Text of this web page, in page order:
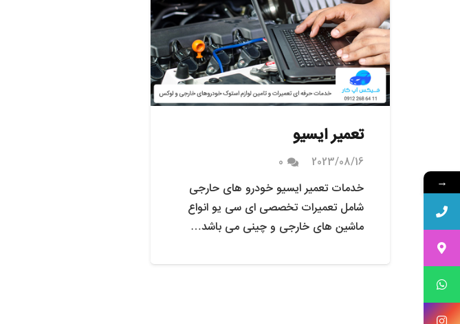
تعمیر ایسیو
2023/08/16
0
خدمات تعمیر ایسیو خودرو های حارجی
شامل تعمیرات تخصصی ای سی یو انواع
ماشین های خارجی و چینی می باشد…
→